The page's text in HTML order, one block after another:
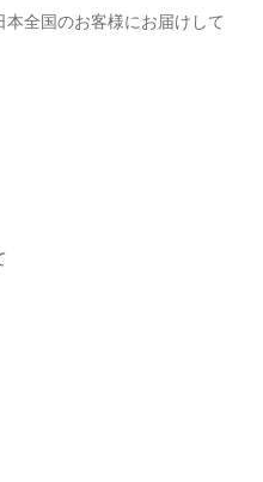
全国のお客様にお届けして